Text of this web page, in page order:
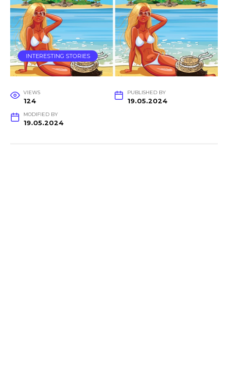
INTERESTING STORIES
VIEWS
124
PUBLISHED BY
19.05.2024
MODIFIED BY
19.05.2024